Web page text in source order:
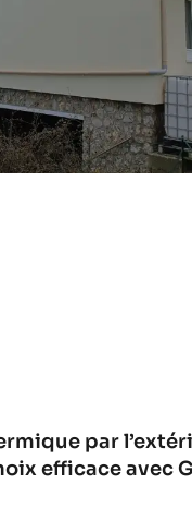
par
efficace avec